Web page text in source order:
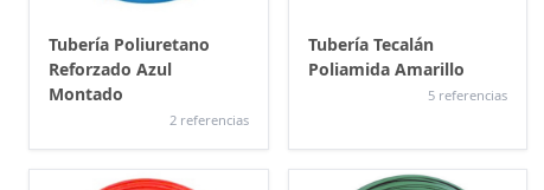
Tubería Poliuretano
Reforzado Azul
Montado
2 referencias
Tubería Tecalán
Poliamida Amarillo
5 referencias